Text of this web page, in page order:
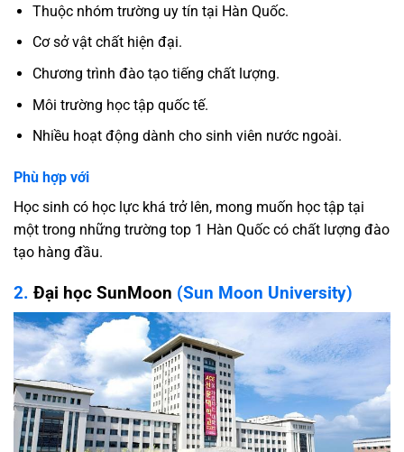
Thuộc nhóm trường uy tín tại Hàn Quốc.
Cơ sở vật chất hiện đại.
Chương trình đào tạo tiếng chất lượng.
Môi trường học tập quốc tế.
Nhiều hoạt động dành cho sinh viên nước ngoài.
Phù hợp với
Học sinh có học lực khá trở lên, mong muốn học tập tại
một trong những trường top 1 Hàn Quốc có chất lượng đào
tạo hàng đầu.
2. Đại học SunMoon (Sun Moon University)